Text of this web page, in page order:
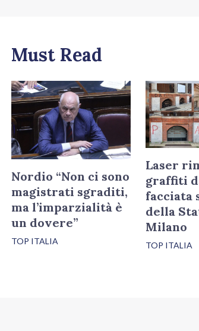
Must Read
Nordio “Non ci sono
magistrati sgraditi,
ma l’imparzialità è
un dovere”
TOP ITALIA
Laser
graffiti
facciata
della
Milano
TOP ITALIA